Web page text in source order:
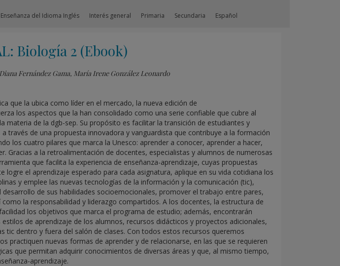
Enseñanza del Idioma Inglés Interés general Primaria Secundaria Español
Biología 2 (Ebook)
Fernández Gama, María Irene González Leonardo
que la ubica como líder en el mercado, la nueva edición de
los aspectos que la han consolidado como una serie confiable que cubre al
materia de la dgb-sep. Su propósito es facilitar la transición de estudiantes y
través de una propuesta innovadora y vanguardista que contribuye a la formación
los cuatro pilares que marca la Unesco: aprender a conocer, aprender a hacer,
Gracias a la retroalimentación de docentes, especialistas y alumnos de numerosas
que facilita la experiencia de enseñanza-aprendizaje, cuyas propuestas
logre el aprendizaje esperado para cada asignatura, aplique en su vida cotidiana los
y emplee las nuevas tecnologías de la información y la comunicación (tic),
de sus habilidades socioemocionales, promover el trabajo entre pares,
la responsabilidad y liderazgo compartidos. A los docentes, la estructura de
los objetivos que marca el programa de estudio; además, encontrarán
de aprendizaje de los alumnos, recursos didácticos y proyectos adicionales,
tic dentro y fuera del salón de clases. Con todos estos recursos queremos
practiquen nuevas formas de aprender y de relacionarse, en las que se requieren
que permitan adquirir conocimientos de diversas áreas y que, al mismo tiempo,
aprendizaje.